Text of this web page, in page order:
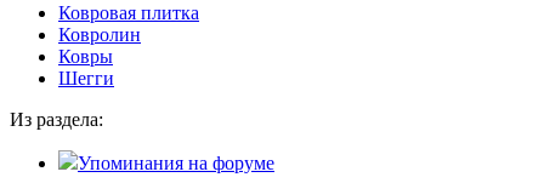
Ковровая плитка
Ковролин
Ковры
Шегги
Из раздела:
Упоминания на форуме